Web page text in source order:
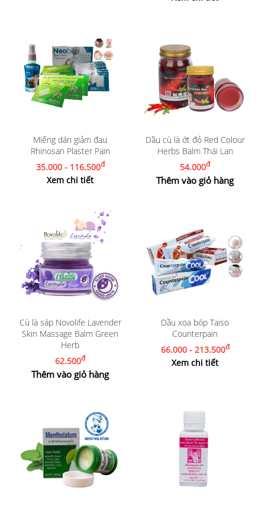
Miếng dán giảm đau
Rhinosan Plaster Pain
35.000 - 116.500đ
Xem chi tiết
Dầu cù là ớt đỏ Red Colour
Herbs Balm Thái Lan
54.000đ
Thêm vào giỏ hàng
Cù là sáp Novolife Lavender
Skin Massage Balm Green
Herb
62.500đ
Thêm vào giỏ hàng
Dầu xoa bóp Taiso
Counterpain
66.000 - 213.500đ
Xem chi tiết